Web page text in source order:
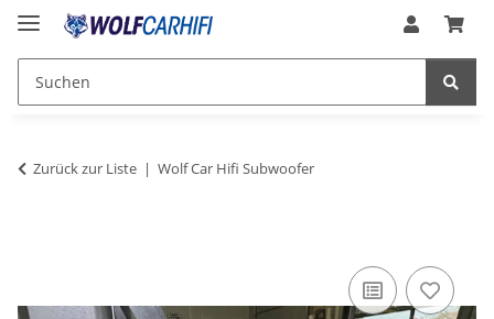
Zurück zur Liste Wolf Car Hifi Subwoofer